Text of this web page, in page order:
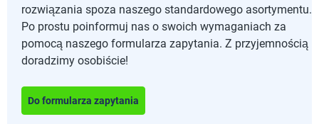
rozwiązania spoza naszego standardowego asortymentu.
Po prostu poinformuj nas o swoich wymaganiach za
pomocą naszego formularza zapytania. Z przyjemnością
doradzimy osobiście!
Do formularza zapytania